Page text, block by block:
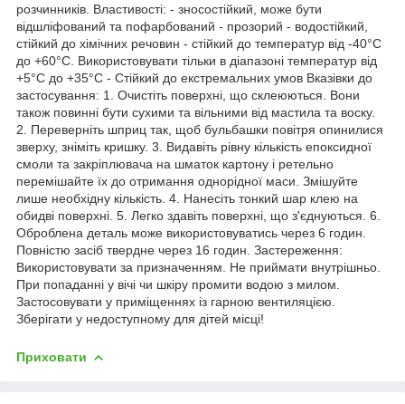
розчинників. Властивості: - зносостійкий, може бути
відшліфований та пофарбований - прозорий - водостійкий,
стійкий до хімічних речовин - стійкий до температур від -40°С
до +60°С. Використовувати тільки в діапазоні температур від
+5°С до +35°С - Стійкий до екстремальних умов Вказівки до
застосування: 1. Очистіть поверхні, що склеюються. Вони
також повинні бути сухими та вільними від мастила та воску.
2. Переверніть шприц так, щоб бульбашки повітря опинилися
зверху, зніміть кришку. 3. Видавіть рівну кількість епоксидної
смоли та закріплювача на шматок картону і ретельно
перемішайте їх до отримання однорідної маси. Змішуйте
лише необхідну кількість. 4. Нанесіть тонкий шар клею на
обидві поверхні. 5. Легко здавіть поверхні, що з'єднуються. 6.
Оброблена деталь може використовуватись через 6 годин.
Повністю засіб твердне через 16 годин. Застереження:
Використовувати за призначенням. Не приймати внутрішньо.
При попаданні у вічі чи шкіру промити водою з милом.
Застосовувати у приміщеннях із гарною вентиляцією.
Зберігати у недоступному для дітей місці!
Приховати